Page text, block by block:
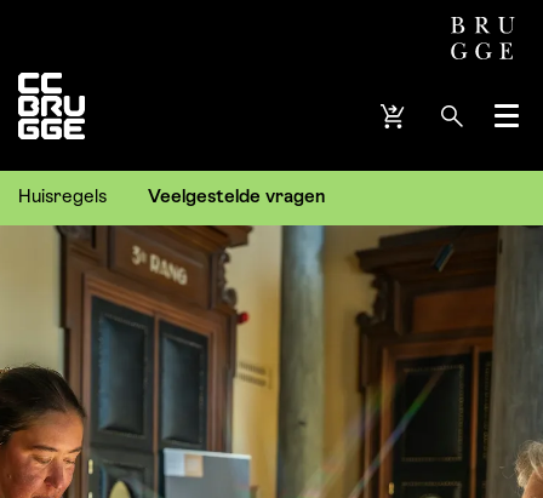
Menu
Huisregels Veelgestelde vragen